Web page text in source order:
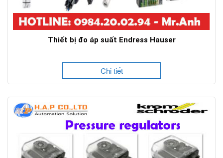
Thiết bị đo áp suất Endress Hauser
Chi tiết